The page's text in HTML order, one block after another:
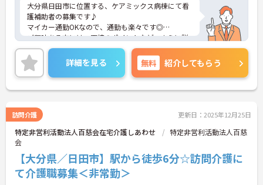
大分県日田市に位置する、ケアミックス病棟にて看
護補助者の募集です♪
マイカー通勤OKなので、通勤も楽々です◎
ご興味ある方には、面接のポイントなど、さらに詳
細をお話致しますのでお気軽にご相談ください。
詳細を見る 無料 紹介してもらう
訪問介護 更新日：2025年12月25日
特定非営利活動法人百慈会在宅介護しあわせ
特定非営利活動法人百慈
会
【大分県／日田市】駅から徒歩6分☆訪問介護に
て介護職募集＜非常勤＞